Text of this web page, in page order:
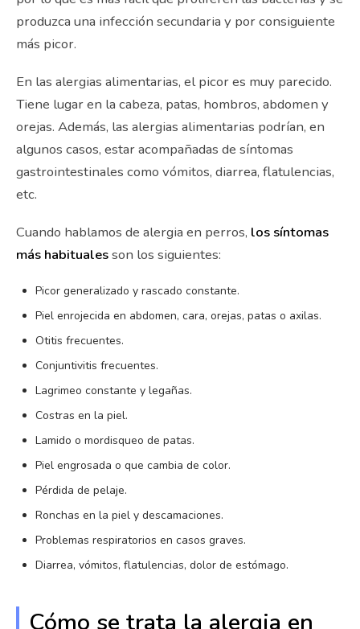
produzca una infección secundaria y por consiguiente
más picor.
En las alergias alimentarias, el picor es muy parecido.
Tiene lugar en la cabeza, patas, hombros, abdomen y
orejas. Además, las alergias alimentarias podrían, en
algunos casos, estar acompañadas de síntomas
gastrointestinales como vómitos, diarrea, flatulencias,
etc.
Cuando hablamos de alergia en perros, los síntomas
más habitualesson los siguientes:
Picor generalizado y rascado constante.
Piel enrojecida en abdomen, cara, orejas, patas o axilas.
Otitis frecuentes.
Conjuntivitis frecuentes.
Lagrimeo constante y legañas.
Costras en la piel.
Lamido o mordisqueo de patas.
Piel engrosada o que cambia de color.
Pérdida de pelaje.
Ronchas en la piel y descamaciones.
Problemas respiratorios en casos graves.
Diarrea, vómitos, flatulencias, dolor de estómago.
Cómo se trata la alergia en